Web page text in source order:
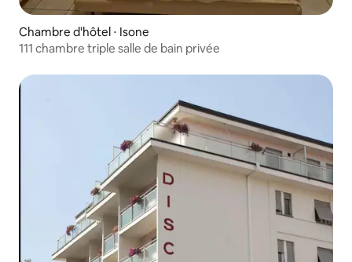
Chambre d'hôtel ⋅ Isone
111 chambre triple salle de bain privée